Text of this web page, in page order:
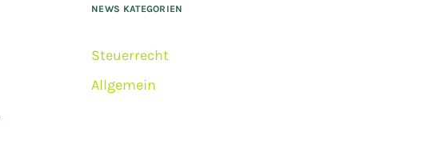
NEWS KATEGORIEN
Steuerrecht
Allgemein